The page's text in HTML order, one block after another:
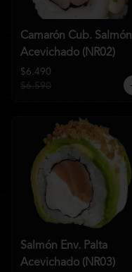
Camarón Cub. Salmón
Acevichado (NR02)
$6.490
$6.590
Salmón Env. Palta
Acevichado (NR03)